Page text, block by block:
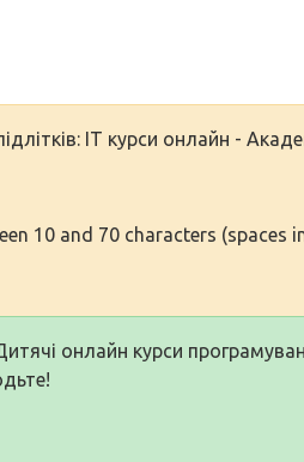
IT курси онлайн -
10 and 70 characters (spaces
онлайн курси